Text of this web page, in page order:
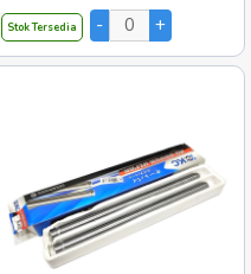
Stok Tersedia